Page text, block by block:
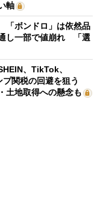
軸
「ボンドロ」は依然品
し一部で値崩れ 「選
、TikTok、
プ関税の回避を狙う
土地取得への懸念も